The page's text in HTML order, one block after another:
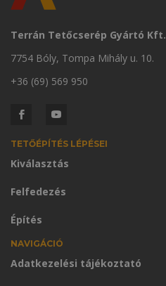
Terrán Tetőcserép Gyártó Kft.
7754 Bóly, Tompa Mihály u. 10.
+36 (69) 569 950
TETŐÉPÍTÉS LÉPÉSEI
Kiválasztás
Felfedezés
Építés
NAVIGÁCIÓ
Adatkezelési tájékoztató